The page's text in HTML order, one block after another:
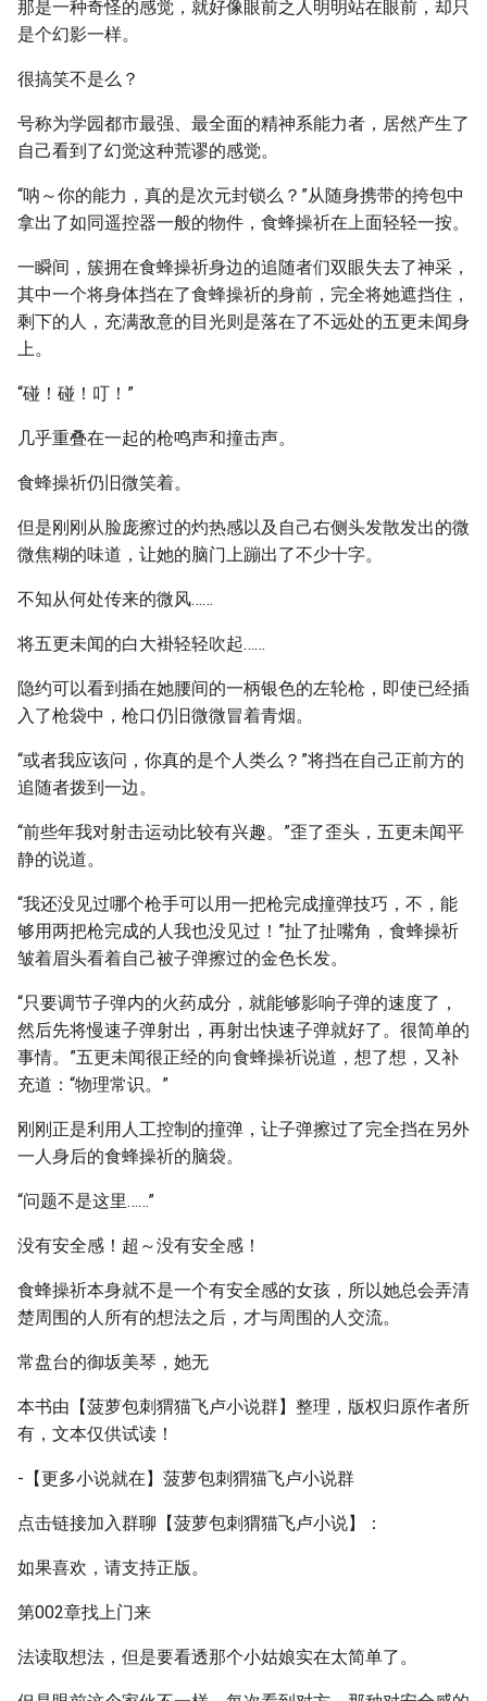
那是一种奇怪的感觉，就好像眼前之人明明站在眼前，却只
是个幻影一样。
很搞笑不是么？
号称为学园都市最强、最全面的精神系能力者，居然产生了
自己看到了幻觉这种荒谬的感觉。
“呐～你的能力，真的是次元封锁么？”从随身携带的挎包中
拿出了如同遥控器一般的物件，食蜂操祈在上面轻轻一按。
一瞬间，簇拥在食蜂操祈身边的追随者们双眼失去了神采，
其中一个将身体挡在了食蜂操祈的身前，完全将她遮挡住，
剩下的人，充满敌意的目光则是落在了不远处的五更未闻身
上。
“碰！碰！叮！”
几乎重叠在一起的枪鸣声和撞击声。
食蜂操祈仍旧微笑着。
但是刚刚从脸庞擦过的灼热感以及自己右侧头发散发出的微
微焦糊的味道，让她的脑门上蹦出了不少十字。
不知从何处传来的微风……
将五更未闻的白大褂轻轻吹起……
隐约可以看到插在她腰间的一柄银色的左轮枪，即使已经插
入了枪袋中，枪口仍旧微微冒着青烟。
“或者我应该问，你真的是个人类么？”将挡在自己正前方的
追随者拨到一边。
“前些年我对射击运动比较有兴趣。”歪了歪头，五更未闻平
静的说道。
“我还没见过哪个枪手可以用一把枪完成撞弹技巧，不，能
够用两把枪完成的人我也没见过！”扯了扯嘴角，食蜂操祈
皱着眉头看着自己被子弹擦过的金色长发。
“只要调节子弹内的火药成分，就能够影响子弹的速度了，
然后先将慢速子弹射出，再射出快速子弹就好了。很简单的
事情。”五更未闻很正经的向食蜂操祈说道，想了想，又补
充道：“物理常识。”
刚刚正是利用人工控制的撞弹，让子弹擦过了完全挡在另外
一人身后的食蜂操祈的脑袋。
“问题不是这里……”
没有安全感！超～没有安全感！
食蜂操祈本身就不是一个有安全感的女孩，所以她总会弄清
楚周围的人所有的想法之后，才与周围的人交流。
常盘台的御坂美琴，她无
本书由【菠萝包刺猬猫飞卢小说群】整理，版权归原作者所
有，文本仅供试读！
-【更多小说就在】菠萝包刺猬猫飞卢小说群
点击链接加入群聊【菠萝包刺猬猫飞卢小说】：
如果喜欢，请支持正版。
第002章找上门来
法读取想法，但是要看透那个小姑娘实在太简单了。